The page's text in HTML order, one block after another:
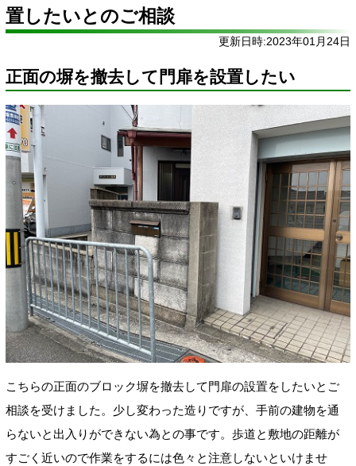
置したいとのご相談
更新日時:2023年01月24日
正面の塀を撤去して門扉を設置したい
こちらの正面のブロック塀を撤去して門扉の設置をしたいとご
相談を受けました。少し変わった造りですが、 手前の建物を通
らないと出入りができない為との事です。歩道と敷地の距離が
すごく近いので作業をするには色々と注意しないといけませ